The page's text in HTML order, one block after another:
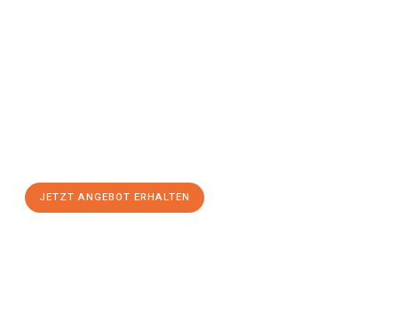
JETZT ANGEBOT ERHALTEN